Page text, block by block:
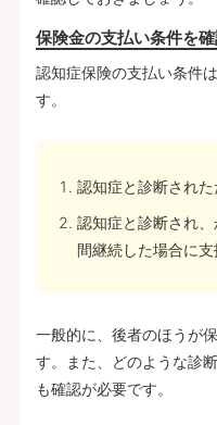
保険金の支払い条件を
認知症保険の支払い条件
す。
認知症と診断され
認知症と診断され
間継続した場合に支
一般的に、後者のほうが
す。また、どのような診
も確認が必要です。